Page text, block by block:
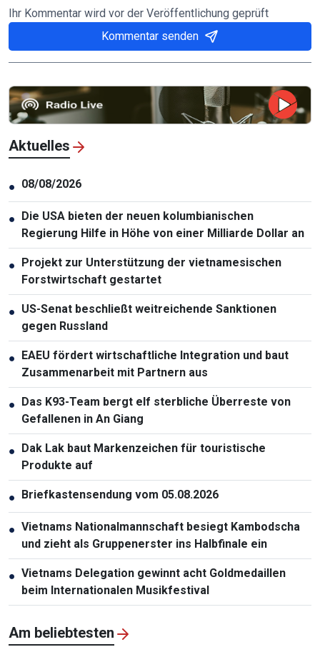
Ihr Kommentar wird vor der Veröffentlichung geprüft
Kommentar senden
Aktuelles
● 08/08/2026
● Die USA bieten der neuen kolumbianischen
Regierung Hilfe in Höhe von einer Milliarde Dollar an
● Projekt zur Unterstützung der vietnamesischen
Forstwirtschaft gestartet
● US-Senat beschließt weitreichende Sanktionen
gegen Russland
● EAEU fördert wirtschaftliche Integration und baut
Zusammenarbeit mit Partnern aus
● Das K93-Team bergt elf sterbliche Überreste von
Gefallenen in An Giang
● Dak Lak baut Markenzeichen für touristische
Produkte auf
● Briefkastensendung vom 05.08.2026
● Vietnams Nationalmannschaft besiegt Kambodscha
und zieht als Gruppenerster ins Halbfinale ein
● Vietnams Delegation gewinnt acht Goldmedaillen
beim Internationalen Musikfestival
Am beliebtesten